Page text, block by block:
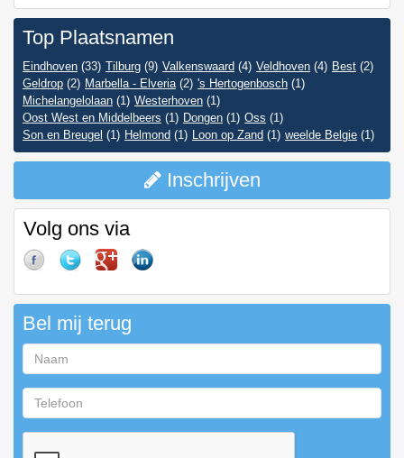
Top Plaatsnamen
Eindhoven (33) Tilburg (9) Valkenswaard (4) Veldhoven (4) Best (2)
Geldrop (2) Marbella - Elveria (2) 's Hertogenbosch (1)
Michelangelolaan (1) Westerhoven (1)
Oost West en Middelbeers (1) Dongen (1) Oss (1)
Son en Breugel (1) Helmond (1) Loon op Zand (1) weelde Belgie (1)
Inschrijven
Volg ons via
Bel mij terug
Naam
Telefoon